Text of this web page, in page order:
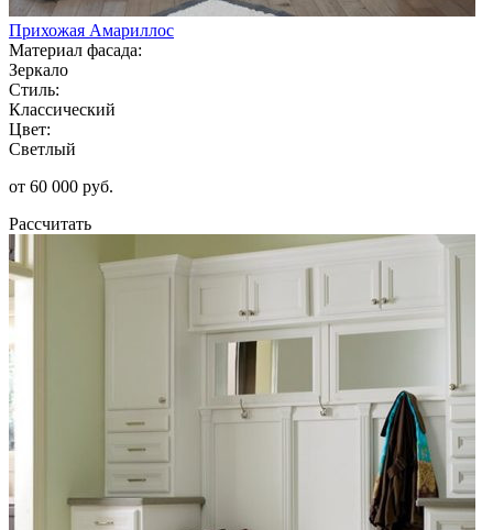
Прихожая Амариллос
Материал фасада:
Зеркало
Стиль:
Классический
Цвет:
Светлый
от 60 000 руб.
Рассчитать